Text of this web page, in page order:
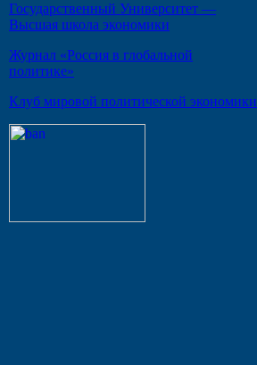
Государственный Университет —
Высшая школа экономики
Журнал «Россия в глобальной
политике»
Клуб мировой политической экономики